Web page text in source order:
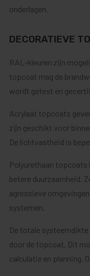
onderlagen.
DECORATIEVE
RAL-kleuren zijn
topcoat mag de
wordt getest en
Acrylaat topcoats
zijn geschikt voor
De lichtvastheid is
Polyurethaan topcoats
betere duurzaamheid.
agressieve
systemen.
De totale
door de topcoat. Dit
calculatie en planning.